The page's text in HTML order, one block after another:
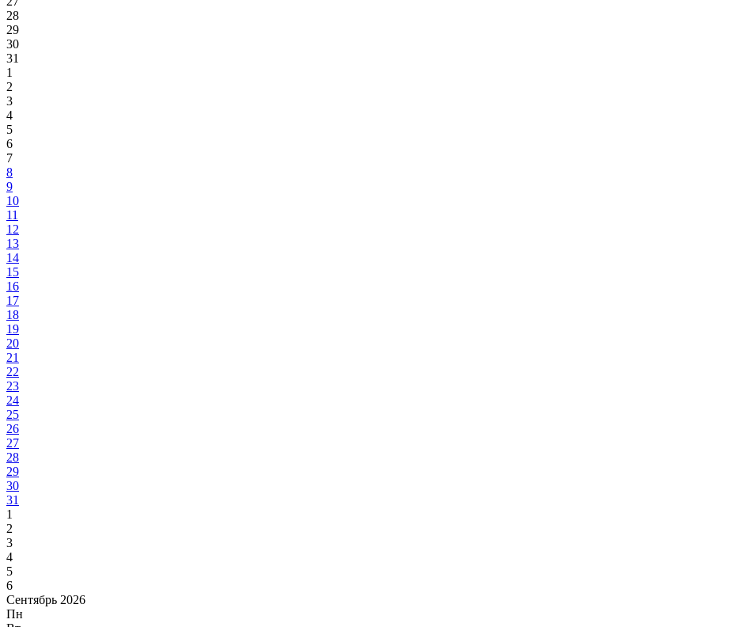
28
29
30
31
1
2
3
4
5
6
7
8
9
10
11
12
13
14
15
16
17
18
19
20
21
22
23
24
25
26
27
28
29
30
31
1
2
3
4
5
6
Сентябрь 2026
Пн